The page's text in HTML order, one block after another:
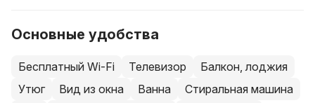
Основные удобства
Бесплатный Wi-Fi Телевизор
Балкон, лоджия
Утюг
Вид из окна Ванна
Стиральная машина